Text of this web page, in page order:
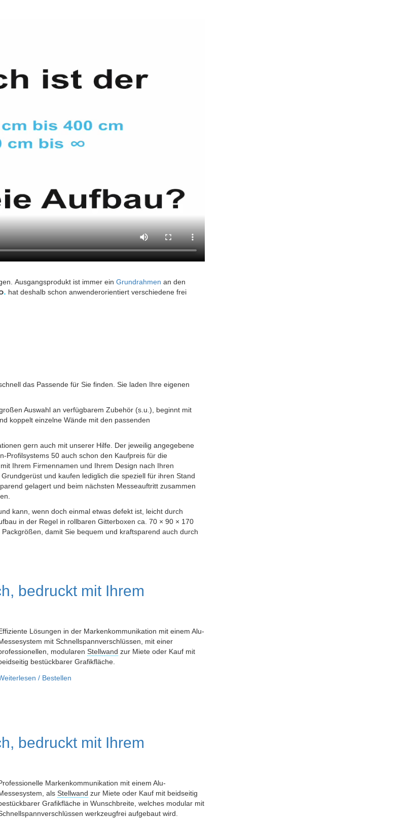
Ausgangsprodukt ist immer ein Grundrahmen an den
. hat deshalb schon anwenderorientiert verschiedene frei
das Passende für Sie finden. Sie laden Ihre eigenen
Auswahl an verfügbarem Zubehör (s.u.), beginnt mit
koppelt einzelne Wände mit den passenden
gern auch mit unserer Hilfe. Der jeweilig angegebene
Profilsystems 50 auch schon den Kaufpreis für die
Ihrem Firmennamen und Ihrem Design nach Ihren
und kaufen lediglich die speziell für ihren Stand
gelagert und beim nächsten Messeauftritt zusammen
kann, wenn doch einmal etwas defekt ist, leicht durch
in der Regel in rollbaren Gitterboxen ca. 70 × 90 × 170
damit Sie bequem und kraftsparend auch durch
bedruckt mit Ihrem
Lösungen in der Markenkommunikation mit einem Alu-
mit Schnellspannverschlüssen, mit einer
modularen Stellwand zur Miete oder Kauf mit
bestückbarer Grafikfläche.
/ Bestellen
bedruckt mit Ihrem
Markenkommunikation mit einem Alu-
als Stellwand zur Miete oder Kauf mit beidseitig
Grafikfläche in Wunschbreite, welches modular mit
werkzeugfrei aufgebaut wird.